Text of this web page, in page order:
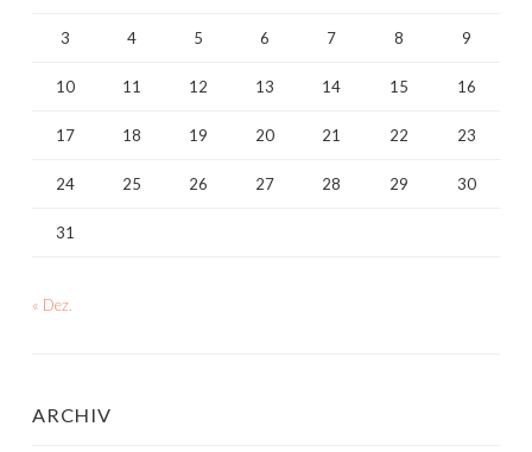
3 4 5 6 7 8 9
10 11 12 13 14 15 16
17 18 19 20 21 22 23
24 25 26 27 28 29 30
31
« Dez.
ARCHIV